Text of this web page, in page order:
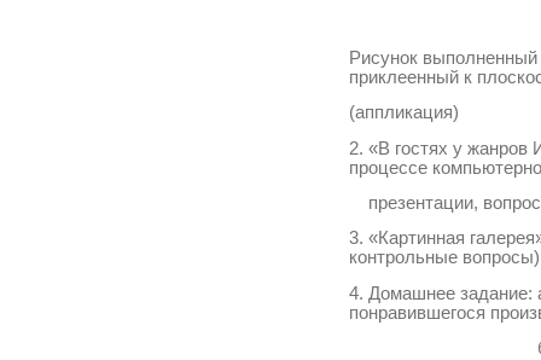
Рисунок
приклеенный к
(аппликация)
2. «В гостях у
процессе
презентации,
3. «Картинная
контрольные вопросы)
4. Домашнее задание:
б)